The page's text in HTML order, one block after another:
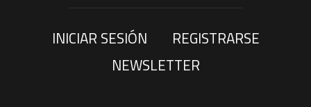
INICIAR SESIÓN
REGISTRARSE
NEWSLETTER